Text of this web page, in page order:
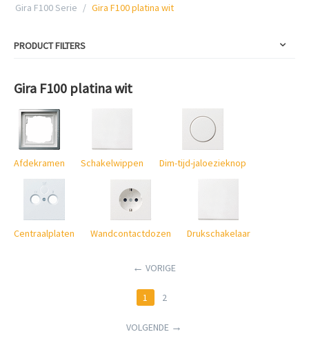
Gira F100 Serie / Gira F100 platina wit
PRODUCT FILTERS
Gira F100 platina wit
Afdekramen Schakelwippen Dim-tijd-jaloezieknop
Centraalplaten Wandcontactdozen Drukschakelaar
VORIGE
1 2
VOLGENDE